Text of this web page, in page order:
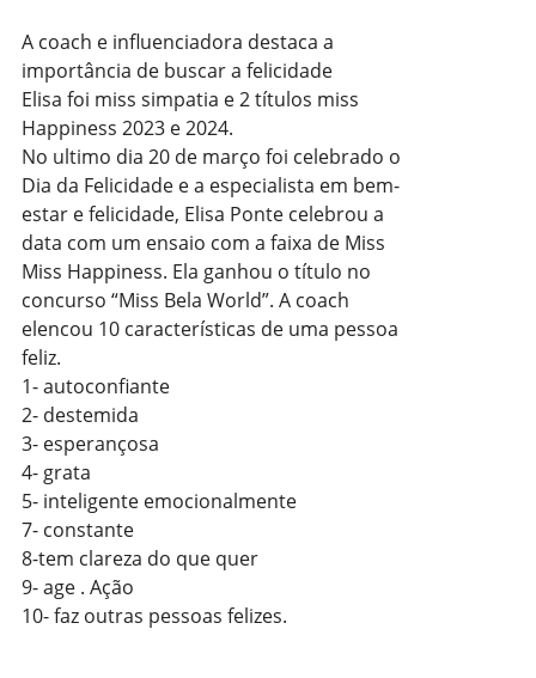
A coach e influenciadora destaca a
importância de buscar a felicidade
Elisa foi miss simpatia e 2 títulos miss
Happiness 2023 e 2024.
No ultimo dia 20 de março foi celebrado o
Dia da Felicidade e a especialista em bem-
estar e felicidade, Elisa Ponte celebrou a
data com um ensaio com a faixa de Miss
Miss Happiness. Ela ganhou o título no
concurso “Miss Bela World”. A coach
elencou 10 características de uma pessoa
feliz.
1- autoconfiante
2- destemida
3- esperançosa
4- grata
5- inteligente emocionalmente
7- constante
8-tem clareza do que quer
9- age . Ação
10- faz outras pessoas felizes.